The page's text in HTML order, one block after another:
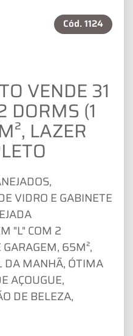
Cód.1124
VENDE 31
DORMS (1
LAZER
VIDRO E GABINETE
"L" COM 2
65M²,
DA MANHÃ, ÓTIMA
AÇOUGUE,
DE BELEZA,